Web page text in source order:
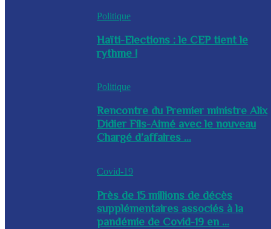
Politique
Haïti-Elections : le CEP tient le
rythme !
Politique
Rencontre du Premier ministre Alix
Didier Fils-Aimé avec le nouveau
Chargé d’affaires ...
Covid-19
Près de 15 millions de décès
supplémentaires associés à la
pandémie de Covid-19 en ...